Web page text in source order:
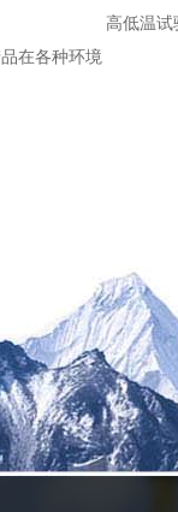
在各种环境
高低温试